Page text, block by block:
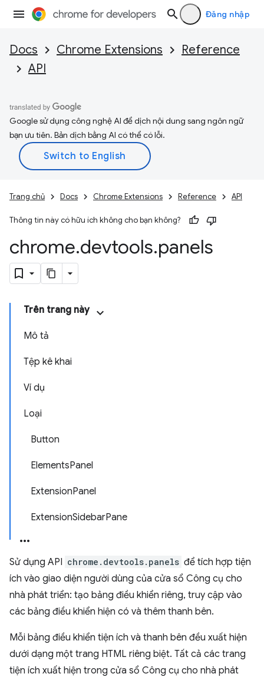
Đăng nhập
Docs Chrome Extensions
Reference
API
Google sử dụng công nghệ AI để dịch nội dung sang ngôn ngữ
bạn ưu tiên. Bản dịch bằng AI có thể có lỗi.
Trang chủ Docs Chrome Extensions Reference API
Thông tin này có hữu ích không cho bạn không?
chrome.devtools.panels
Trên trang này
Mô tả
Tệp kê khai
Ví dụ
Loại
Button
ElementsPanel
ExtensionPanel
ExtensionSidebarPane
Sử dụng API chrome.devtools.panels để tích hợp tiện
ích vào giao diện người dùng của cửa sổ Công cụ cho
nhà phát triển: tạo bảng điều khiển riêng, truy cập vào
các bảng điều khiển hiện có và thêm thanh bên.
Mỗi bảng điều khiển tiện ích và thanh bên đều xuất hiện
dưới dạng một trang HTML riêng biệt. Tất cả các trang
tiện ích xuất hiện trong cửa sổ Công cụ cho nhà phát